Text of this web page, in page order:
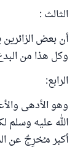
الثالث :
أن بعض
وكل هذا من
الرابع:
وهو الأدهى
الله عليه
أكبر مـُخرِجٌ عن